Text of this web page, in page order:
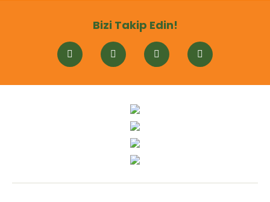
Bizi Takip Edin!